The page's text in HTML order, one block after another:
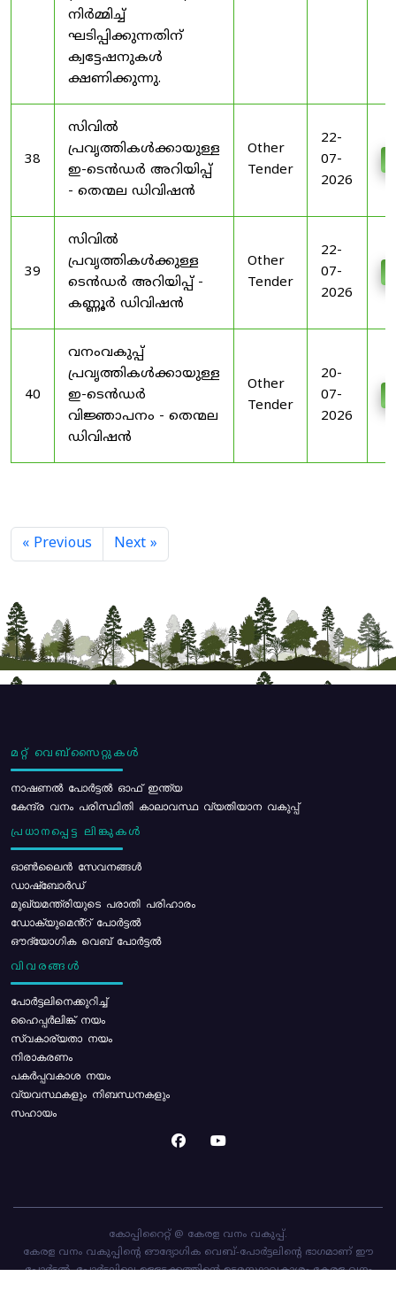
നിർമ്മിച്ച്
ഘടിപ്പിക്കുന്നതിന്
ക്വട്ടേഷനുകൾ
ക്ഷണിക്കുന്നു.
38
സിവിൽ
പ്രവൃത്തികൾക്കായുള്ള
ഇ-ടെൻഡർ അറിയിപ്പ്
- തെന്മല ഡിവിഷൻ
Other
Tender
22-
07-
2026
39
സിവിൽ
പ്രവൃത്തികൾക്കുള്ള
ടെൻഡർ അറിയിപ്പ് -
കണ്ണൂർ ഡിവിഷൻ
Other
Tender
22-
07-
2026
40
വനംവകുപ്പ്
പ്രവൃത്തികൾക്കായുള്ള
ഇ-ടെൻഡർ
വിജ്ഞാപനം - തെന്മല
ഡിവിഷൻ
Other
Tender
20-
07-
2026
« Previous Next »
മറ്റ് വെബ്സൈറ്റുകൾ
നാഷണൽ പോർട്ടൽ ഓഫ് ഇന്ത്യ
കേന്ദ്ര വനം പരിസ്ഥിതി കാലാവസ്ഥ വ്യതിയാന വകുപ്പ്
പ്രധാനപ്പെട്ട ലിങ്കുകൾ
ഓൺലൈൻ സേവനങ്ങൾ
ഡാഷ്ബോർഡ്
മുഖ്യമന്ത്രിയുടെ പരാതി പരിഹാരം
ഡോക്യുമെൻ്റ് പോർട്ടൽ
ഔദ്യോഗിക വെബ് പോർട്ടൽ
വിവരങ്ങൾ
പോര്‍ട്ടലിനെക്കുറിച്ച്
ഹൈപ്പർലിങ്ക് നയം
സ്വകാര്യതാ നയം
നിരാകരണം
പകർപ്പവകാശ നയം
വ്യവസ്ഥകളും നിബന്ധനകളും
സഹായം
കോപ്പിറൈറ്റ് @ കേരള വനം വകുപ്പ്.
കേരള വനം വകുപ്പിന്റെ ഔദ്യോഗിക വെബ്-പോർട്ടലിന്റെ ഭാഗമാണ് ഈ
പോർട്ടൽ. പോർട്ടലിലെ ഉള്ളടക്കത്തിന്റെ ഉടമസ്ഥാവകാശം കേരള വനം